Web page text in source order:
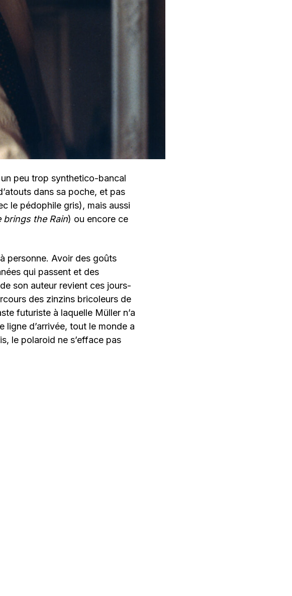
peu trop synthetico-bancal
dans sa poche, et pas
le pédophile gris), mais aussi
brings the Rain) ou encore ce
personne. Avoir des goûts
qui passent et des
son auteur revient ces jours-
des zinzins bricoleurs de
futuriste à laquelle Müller n’a
ligne d’arrivée, tout le monde a
le polaroid ne s’efface pas